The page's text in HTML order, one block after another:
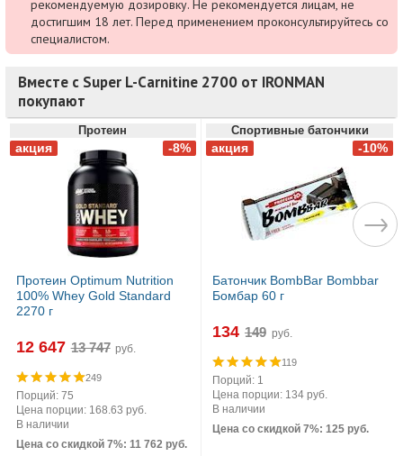
рекомендуемую дозировку. Не рекомендуется лицам, не
достигшим 18 лет. Перед применением проконсультируйтесь со
специалистом.
Вместе с Super L-Carnitine 2700 от IRONMAN
покупают
Протеин
Протеин Optimum Nutrition
100% Whey Gold Standard
2270 г
12 647 руб.
249
Порций: 75
Цена порции: 168.63 руб.
В наличии
Цена со скидкой 7%: 11 762 руб.
Спортивные батончики
Батончик BombBar Bombbar
Бомбар 60 г
134 руб.
119
Порций: 1
Цена порции: 134 руб.
В наличии
Цена со скидкой 7%: 125 руб.